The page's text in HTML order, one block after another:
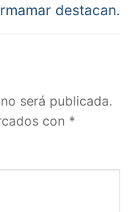
destacan.
será publicada.
con *